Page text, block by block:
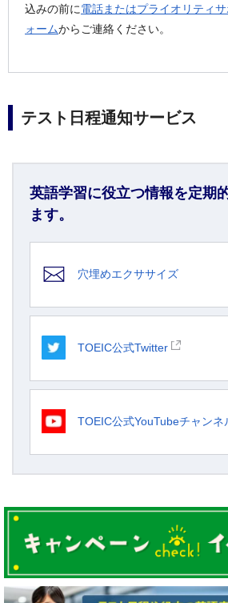
込みの前に電話またはプライオリティ
ォームからご連絡ください。
テスト日程通知サービス
英語学習に役立つ情報を定期
ます。
穴埋めエクササイズ
TOEIC公式Twitter
TOEIC公式YouTubeチャンネ